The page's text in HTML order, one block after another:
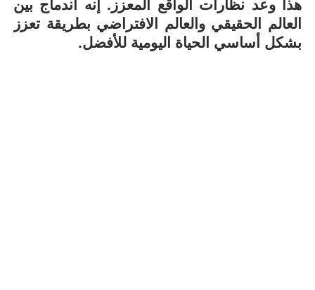
هذا وعد نظارات الواقع المعزز. إنه اندماج بين
العالم الحقيقي والعالم الافتراضي بطريقة تعزز
بشكل أساسي الحياة اليومية للأفضل.